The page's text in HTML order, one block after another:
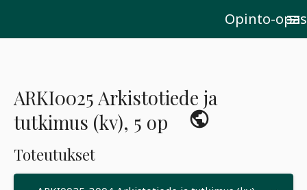
Opinto-opas
menu
ARKI0025 Arkistotiede ja
tutkimus (kv), 5 op
public_
Toteutukset